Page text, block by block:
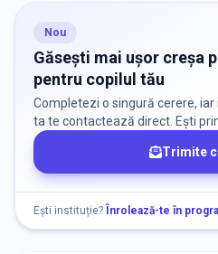
Nu există informații
Nou
Găsești mai ușor creșa
pentru copilul tău
Completezi o singură cerere,
ta te contactează direct. Ești
Trimite
Ești instituție? Înrolează-te în